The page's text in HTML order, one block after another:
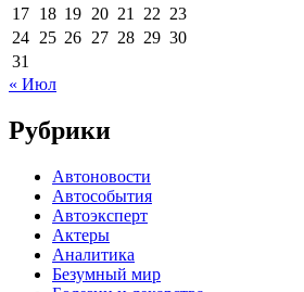
17 18 19 20 21 22 23
24 25 26 27 28 29 30
31
« Июл
Рубрики
Автоновости
Автособытия
Автоэксперт
Актеры
Аналитика
Безумный мир